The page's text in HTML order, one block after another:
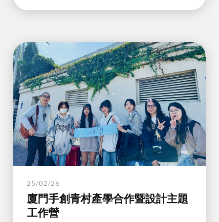
25/02/26
廈門手創青村產學合作暨設計主題
工作營